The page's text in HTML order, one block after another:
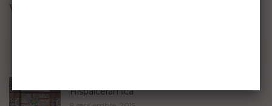
Visit Hispalcerámica's profile on Pinterest.
Hispalcerámica